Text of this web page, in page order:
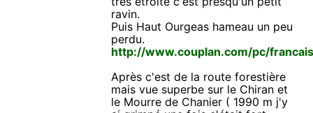
ravin.
Puis Haut Ourgeas hameau un peu
perdu.
http://www.couplan.com/pc/
Après c'est de la route forestière
mais vue superbe sur le Chiran et
le Mourre de Chanier ( 1990 m j'y